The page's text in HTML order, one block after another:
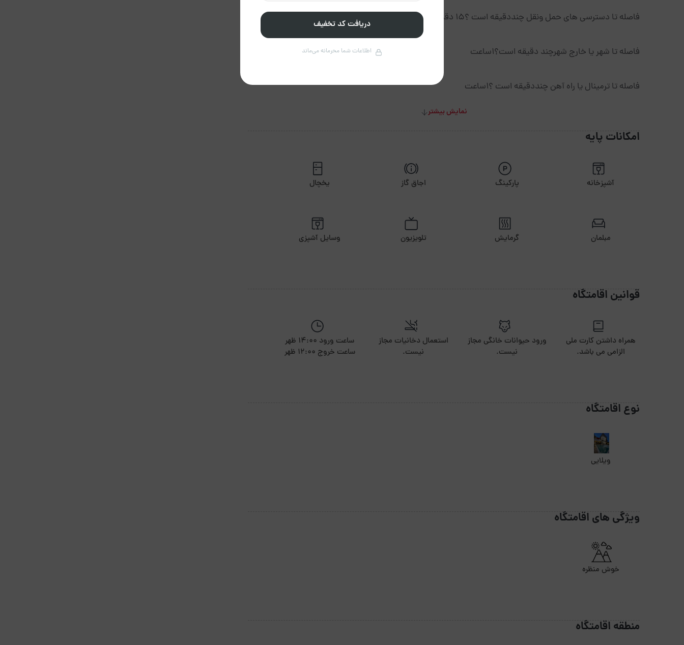
فاصله تا دسترسی های حمل ونقل چنددقیقه است ؟۱۵ دقیقه
فاصله تا شهر یا خارج شهرچند دقیقه است؟۱ساعت
فاصله تا ترمینال یا راه آهن چنددقیقه است ؟۱ساعت
نمایش بیشتر
امکانات پایه
آشپزخانه پارکینگ اجاق گاز یخچال
مبلمان گرمایش تلویزیون وسایل آشپزی
قوانین اقامتگاه
همراه داشتن کارت ملی
الزامی می باشد.
ورود حیوانات خانگی مجاز
نیست.
استعمال دخانیات مجاز
نیست.
ساعت ورود 14:00 ظهر
ساعت خروج 12:00 ظهر
نوع اقامتگاه
ویلایی
ویژگی های اقامتگاه
خوش منظره
منطقه اقامتگاه
دریافت کد تخفیف
اطلاعات شما محرمانه می‌ماند